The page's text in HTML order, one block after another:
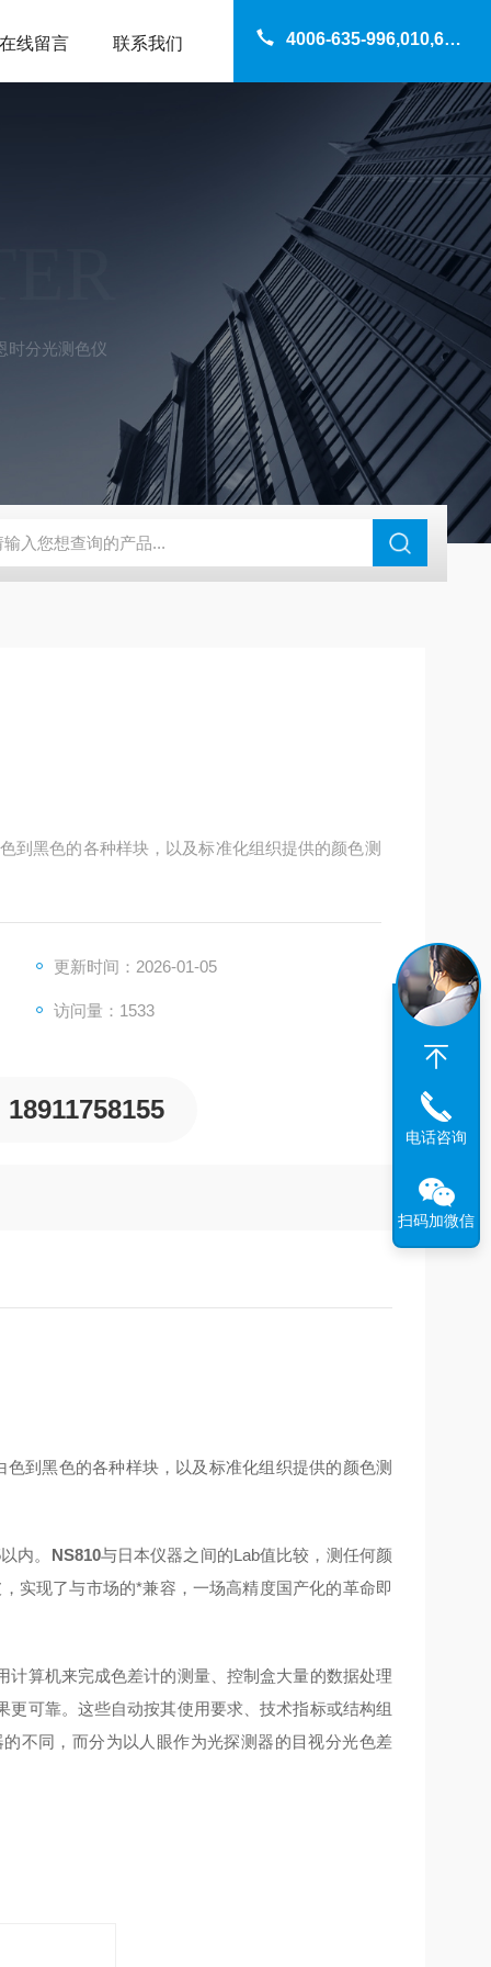
4006-635-996,010,69200960
线留言 联系我们
时分光测色仪
氧乙酸检测仪 CT2001A微电流扣电测试 PL-G07日本富士智
到黑色的各种样块，以及标准化组织提供的颜色测
更新时间：2026-01-05
访问量：1533
18911758155
到黑色的各种样块，以及标准化组织提供的颜色测
内。 NS810与日本仪器之间的Lab值比较，测任何颜
实现了与市场的*兼容，一场高精度国产化的革命即
算机来完成色差计的测量、控制盒大量的数据处理
可靠。这些自动按其使用要求、技术指标或结构组
不同，而分为以人眼作为光探测器的目视分光色差
电话咨询
扫码加微信